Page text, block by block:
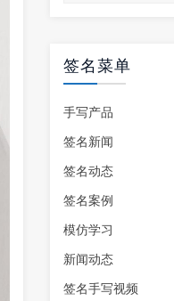
签名菜单
手写产品
签名新闻
签名动态
签名案例
模仿学习
新闻动态
签名手写视频